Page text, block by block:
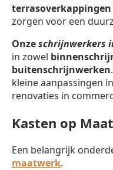
zorgen voor een
Onzeschrijnwerkers
in zowel
buitenschrijnwerken
kleine aanpassingen
renovaties in
Kasten op
Een belangrijk
maatwerk.